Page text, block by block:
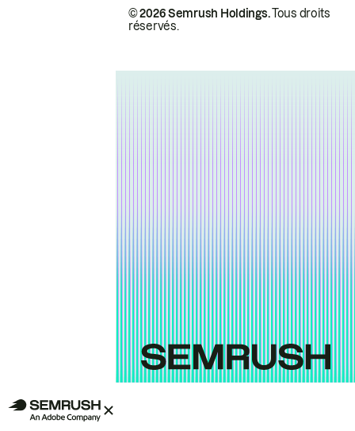
© 2026 Semrush Holdings.Tous droits
réservés.